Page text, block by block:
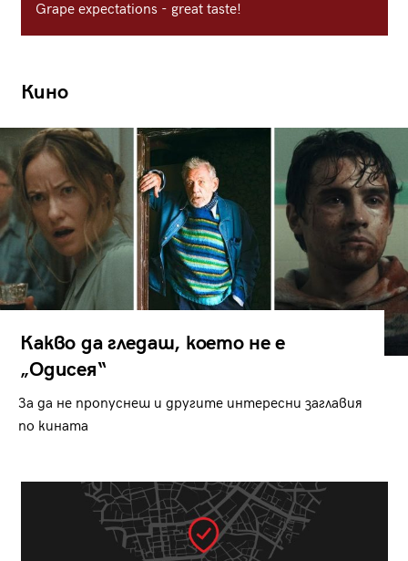
Grape expectations - great taste!
Кино
Какво да гледаш, което не е
„Одисея“
За да не пропуснеш и другите интересни заглавия
по кината